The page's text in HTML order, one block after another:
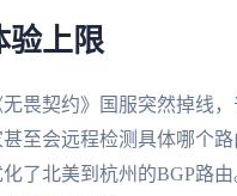
验上限
畏契约》国服突然掉线
甚至会远程检测具体哪
了北美到杭州的BGP路